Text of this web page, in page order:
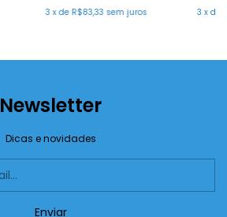
3 xde R$83,33 sem juros 3 x de
Newsletter
Dicas e novidades